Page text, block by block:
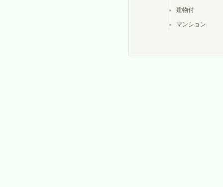
建物付
マンション